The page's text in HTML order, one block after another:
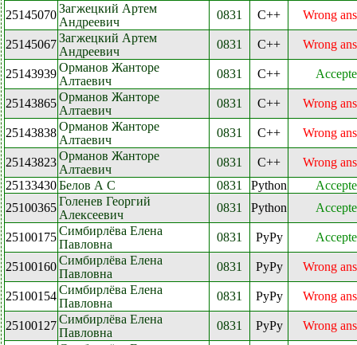
25145070Загжецкий Артем
Андреевич
0831 C++ Wrong
25145067Загжецкий Артем
Андреевич
0831 C++ Wrong
25143939Орманов Жанторе
Алтаевич
0831 C++
25143865Орманов Жанторе
Алтаевич
0831 C++ Wrong
25143838Орманов Жанторе
Алтаевич
0831 C++ Wrong
25143823Орманов Жанторе
Алтаевич
0831 C++
Wrong
25133430Белов А С 0831 Python
25100365Голенев Георгий
Алексеевич
0831 Python
25100175Симбирлёва Елена
Павловна
0831 PyPy
25100160Симбирлёва Елена
Павловна
0831 PyPy Wrong
25100154Симбирлёва Елена
Павловна
0831 PyPy Wrong
25100127Симбирлёва Елена
Павловна
0831 PyPy Wrong